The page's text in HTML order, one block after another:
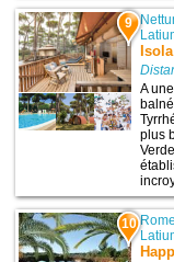
9
A
plus
10 Rome